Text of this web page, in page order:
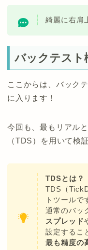
綺麗に右肩
バックテスト
ここからは、バック
に入ります！
今回も、最もリアル
（TDS）を用いて検
TDSとは？
TDS（
トツールで
通常のバッ
スプレッド
設定するこ
最も精度の